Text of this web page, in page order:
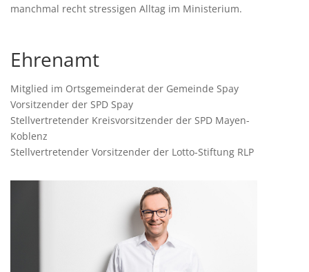
manchmal recht stressigen Alltag im Ministerium.
Ehrenamt
Mitglied im Ortsgemeinderat der Gemeinde Spay
Vorsitzender der SPD Spay
Stellvertretender Kreisvorsitzender der SPD Mayen-
Koblenz
Stellvertretender Vorsitzender der Lotto-Stiftung RLP